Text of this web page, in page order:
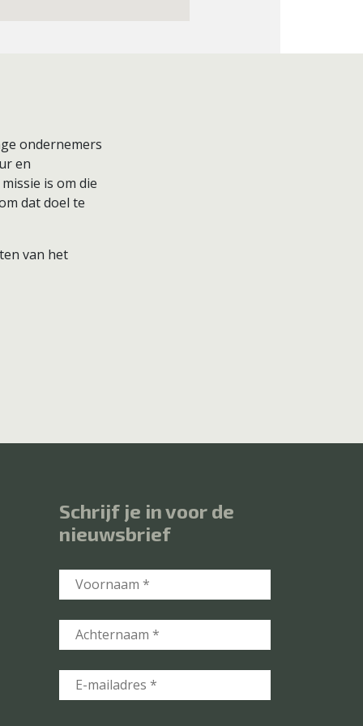
ondernemers
en
is om die
dat doel te
van het
Schrijf je in voor de
nieuwsbrief